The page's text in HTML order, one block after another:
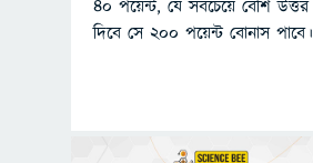
৪০ পয়েন্ট, যে সবচেয়ে বেশি উত্তর
দিবে সে ২০০ পয়েন্ট বোনাস পাবে।